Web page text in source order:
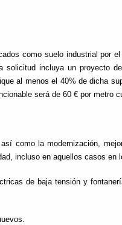
como suelo industrial por
solicitud incluya un proyecto
al menos el 40% de dicha
será de 60 € por metro
como la modernización,
incluso en aquellos casos en
de baja tensión y